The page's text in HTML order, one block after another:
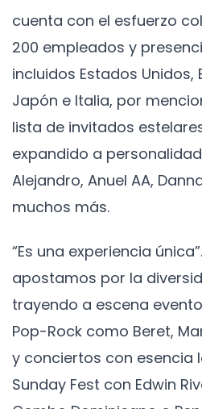
cuenta con el esfuerzo
200 empleados y
incluidos Estados Unidos,
Japón e Italia, por
lista de invitados
expandido a
Alejandro, Anuel AA,
muchos más.
“Es una experiencia
apostamos por la
trayendo a escena
Pop-Rock como Beret,
y conciertos con esencia
Sunday Fest con Edwin